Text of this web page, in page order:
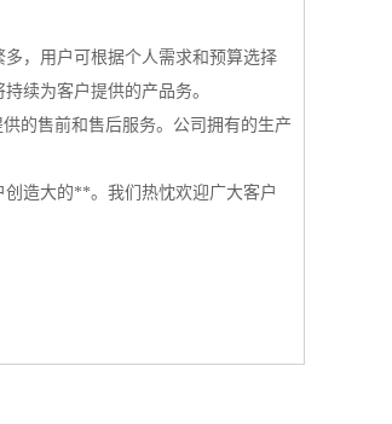
，用户可根据个人需求和预算选择
续为客户提供的产品务。
的售前和售后服务。公司拥有的生产
造大的**。我们热忱欢迎广大客户